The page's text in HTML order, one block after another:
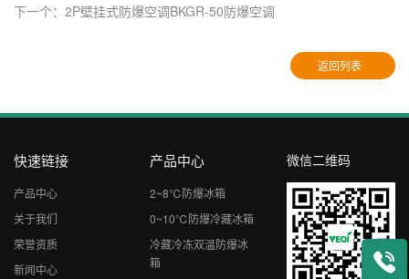
下一个：2P壁挂式防爆空调BKGR-50防爆空调
返回列表
快速链接
产品中心
关于我们
荣誉资质
新闻中心
产品中心
2~8℃防爆冰箱
0~10℃防爆冷藏冰箱
冷藏冷冻双温防爆冰
箱
微信二维码